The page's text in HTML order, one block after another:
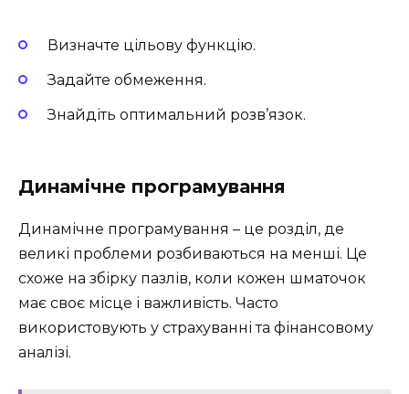
Визначте цільову функцію.
Задайте обмеження.
Знайдіть оптимальний розв’язок.
Динамічне програмування
Динамічне програмування – це розділ, де
великі проблеми розбиваються на менші. Це
схоже на збірку пазлів, коли кожен шматочок
має своє місце і важливість. Часто
використовують у страхуванні та фінансовому
аналізі.